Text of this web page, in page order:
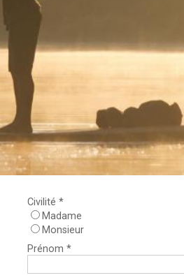
Civilité *
Madame
Monsieur
Prénom *